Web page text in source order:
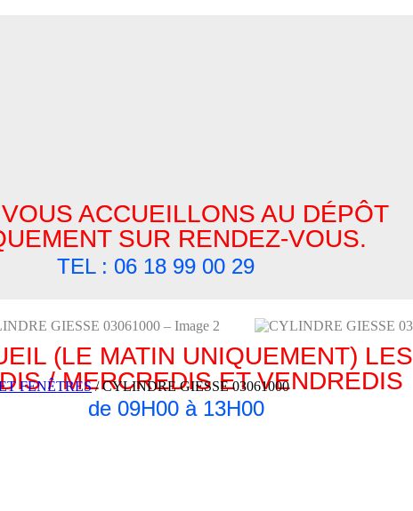
ACCUEILLONS AU DÉPÔT
SUR RENDEZ-VOUS.
TEL : 06 18 99 00 29
(LE MATIN UNIQUEMENT) LES
/ MERCREDIS ET VENDREDIS
de 09H00 à 13H00
FENÊTRES/ CYLINDRE GIESSE 03061000